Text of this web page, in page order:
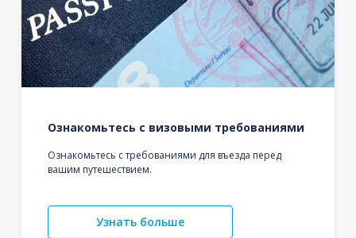
Ознакомьтесь с визовыми требованиями
Ознакомьтесь с требованиями для въезда перед
вашим путешествием.
Узнать больше